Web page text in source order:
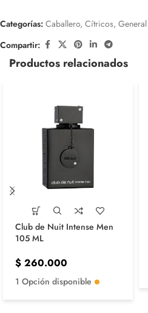
Categorías: Caballero, Cítricos, General
Compartir:
Productos relacionados
Club de Nuit Intense Men
105 ML
$ 260.000
1 Opción disponible